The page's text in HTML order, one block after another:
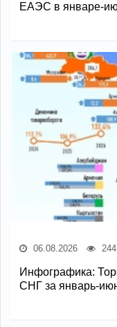
ЕАЭС в январе-
06.08.2026 244
Инфографика:
СНГ за январь-